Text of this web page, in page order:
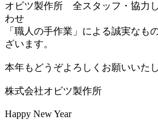
オビツ製作所 全スタッフ・協力
わせ
「職人の手作業」による誠実なも
ざいます。
本年もどうぞよろしくお願いいたし
株式会社オビツ製作所
Happy New Year